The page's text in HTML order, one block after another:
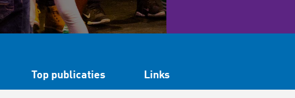
Top publicaties Links